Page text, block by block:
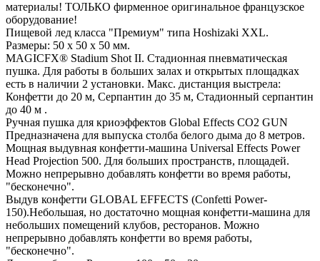
материалы! ТОЛЬКО фирменное оригинальное французское
оборудование!
Пищевой лед класса "Премиум" типа Hoshizaki XXL.
Размеры: 50 х 50 х 50 мм.
MAGICFX® Stadium Shot II. Стадионная пневматическая
пушка. Для работы в больших залах и открытых площадках
есть в наличии 2 установки. Макс. дистанция выстрела:
Конфетти до 20 м, Серпантин до 35 м, Стадионный серпантин
до 40 м .
Ручная пушка для криоэффектов Global Effects CO2 GUN
Предназначена для выпуска столба белого дыма до 8 метров.
Мощная выдувная конфетти-машина Universal Effects Power
Head Projection 500. Для больших пространств, площадей.
Можно непрерывно добавлять конфетти во время работы,
"бесконечно".
Выдув конфетти GLOBAL EFFECTS (Confetti Power-
150).Небольшая, но достаточно мощная конфетти-машина для
небольших помещений клубов, ресторанов. Можно
непрерывно добавлять конфетти во время работы,
"бесконечно".